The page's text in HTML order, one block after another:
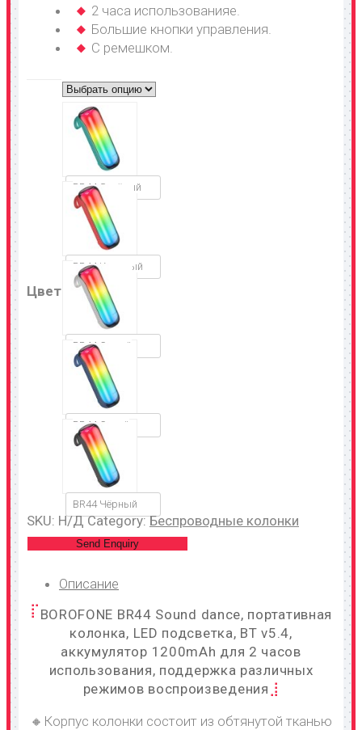
2 часа использованияe.
Большие кнопки управления.
С ремешком.
Цвет
BR44 Зелёный
BR44 Красный
BR44 Серый
BR44 Синий
BR44 Чёрный
SKU: Н/ДCategory: Беспроводные колонки
Send Enquiry
Описание
BOROFONE BR44 Sound dance, портативная
колонка, LED подсветка, BT v5.4,
аккумулятор 1200mAh для 2 часов
использования, поддержка различных
режимов воспроизведения
🔸Корпус колонки состоит из обтянутой тканью